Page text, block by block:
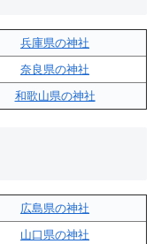
兵庫県の神社
奈良県の神社
和歌山県の神社
広島県の神社
山口県の神社